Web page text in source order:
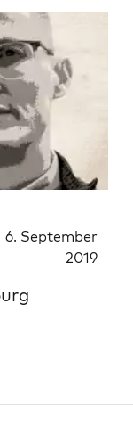
6. September
2019